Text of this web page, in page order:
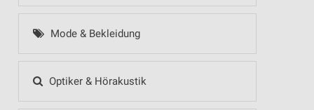
Mode & Bekleidung
Optiker & Hörakustik